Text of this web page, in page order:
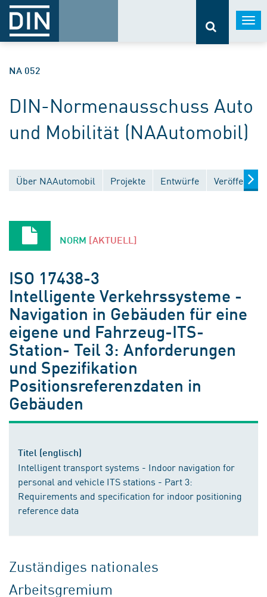
NA 052
DIN-Normenausschuss Auto
und Mobilität (NAAutomobil)
Über NAAutomobil Projekte Entwürfe
NORM [AKTUELL]
ISO 17438-3
Intelligente Verkehrssysteme -
Navigation in Gebäuden für eine
eigene und Fahrzeug-ITS-
Station- Teil 3: Anforderungen
und Spezifikation
Positionsreferenzdaten in
Gebäuden
Titel (englisch)
Intelligent transport systems - Indoor navigation for
personal and vehicle ITS stations - Part 3:
Requirements and specification for indoor positioning
reference data
Zuständiges nationales
Arbeitsgremium